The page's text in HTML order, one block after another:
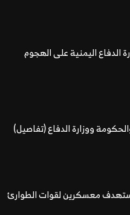
الدفاع اليمنية على الهجوم
ووزارة الدفاع (تفاصيل)
استهدف معسكرين لقوات الطوارئ